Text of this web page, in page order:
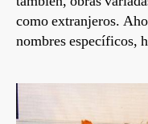
como extranjeros.
nombres específicos,